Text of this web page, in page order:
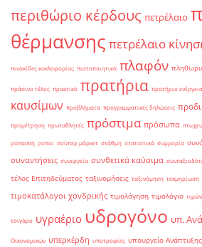
περιθώριο κέρδους πετρέλαιο
θέρμανσης πετρέλαιο
πινακίδες κυκλοφορίας πιστοποιητικά πλαφόν
πράσινο τέλος πρακτικό πρατήρια πρατήριο
καυσίμων προβλήματα προγραμματικές δηλώσεις
προμέτρηση πρωταθλητές πρόστιμα πρόσωπα
ρύπανση ρύποι σούπερ μάρκετ στάθμη στατιστικά συμμορία
συναντήσεις συνεργεία συνθετικά καύσιμα
τέλος Επιτηδεύματος ταξινομήσεις ταξινόμηση τεκμηρίωση
τιμοκατάλογοι χονδρικής τιμολόγηση τιμολόγιο τιμών
τσιγάρο υγραέριο υδρογόνο υπ.
Οικονομικών υπερκέρδη υποτροφίες υπουργείο Ανάπτυξης